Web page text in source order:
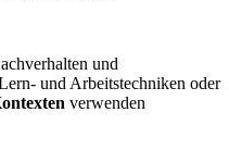
und
und Arbeitstechniken oder
verwenden